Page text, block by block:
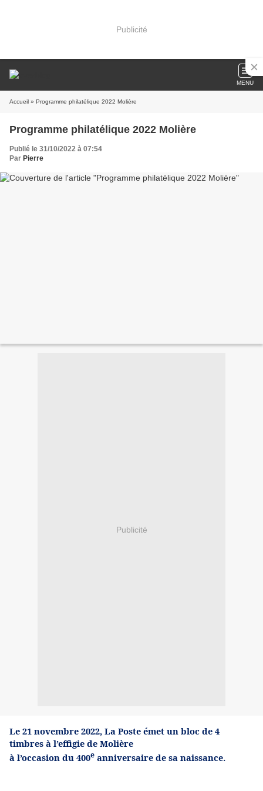
Publicité
MENU
Accueil » Programme philatélique 2022 Molière
Programme philatélique 2022 Molière
Publié le 31/10/2022 à 07:54
Par Pierre
Publicité
Le 21 novembre 2022, La Poste émet un bloc de 4
timbres à l’effigie de Molière
à l’occasion du 400e anniversaire de sa naissance.